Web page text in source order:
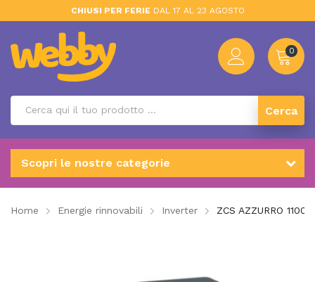
CHIUSI PER FERIE DAL 17 AL 23 AGOSTO
0
Cerca
Scopri le nostre categorie
Home Energie rinnovabili Inverter ZCS AZZURRO